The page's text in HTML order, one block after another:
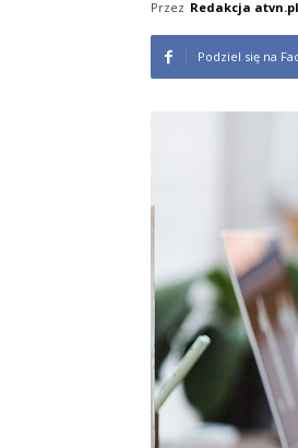
Przez Redakcja atvn.pl
Podziel się na